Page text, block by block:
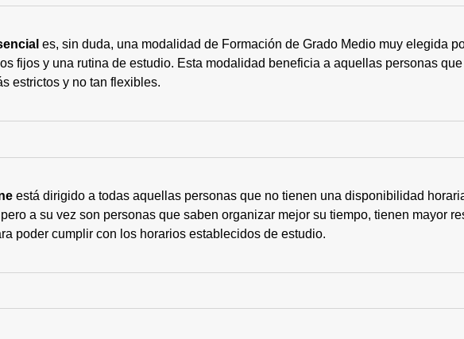
es, sin duda, una modalidad de Formación de Grado Medio muy elegida
fijos y una rutina de estudio. Esta modalidad beneficia a aquellas personas
estrictos y no tan flexibles.
está dirigido a todas aquellas personas que no tienen una disponibilidad
a su vez son personas que saben organizar mejor su tiempo, tienen mayor
poder cumplir con los horarios establecidos de estudio.